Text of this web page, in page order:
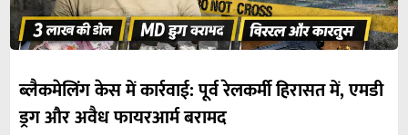
ब्लैकमेलिंग केस में कार्रवाई: पूर्व रेलकर्मी हिरासत में, एमडी
ड्रग और अवैध फायरआर्म बरामद